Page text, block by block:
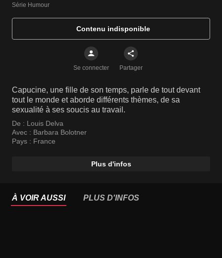
Série Humour
Contenu indisponible
Se connecter Partager
Capucine, une fille de son temps, parle de tout devant
tout le monde et aborde différents thèmes, de sa
sexualité à ses soucis au travail.
De : Louis Delva
Avec : Barbara Bolotner
Pays : France
Plus d'infos
À VOIR AUSSI PLUS D'INFOS